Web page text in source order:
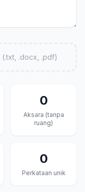
(.txt, .docx, .pdf)
0
Aksara (tanpa
ruang)
0
Perkataan unik